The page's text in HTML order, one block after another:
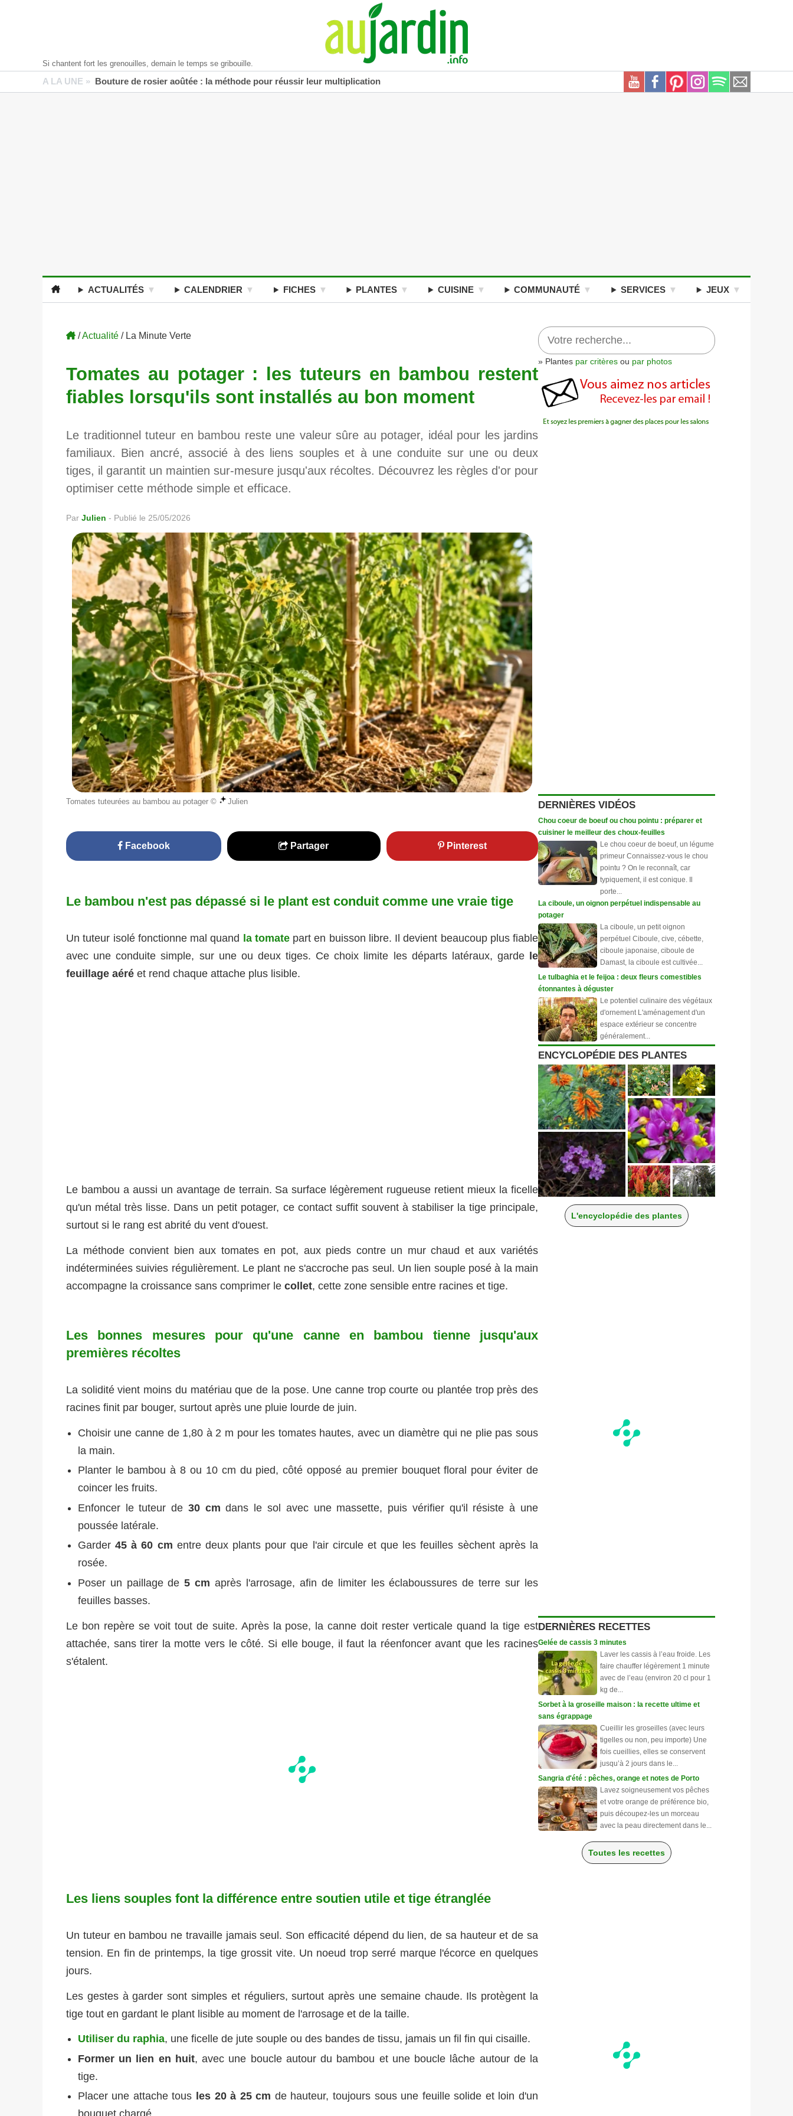
Si chantent fort les grenouilles, demain le temps se gribouille.
A LA UNE » Bouture de rosier aoûtée : la méthode pour réussir leur multiplication
ACTUALITÉS CALENDRIER FICHES PLANTES CUISINE COMMUNAUTÉ SERVICES JEUX
/Actualité / La Minute Verte
Tomates au potager : les tuteurs en bambou restent
fiables lorsqu'ils sont installés au bon moment
Le traditionnel tuteur en bambou reste une valeur sûre au potager, idéal pour les jardins
familiaux. Bien ancré, associé à des liens souples et à une conduite sur une ou deux
tiges, il garantit un maintien sur-mesure jusqu'aux récoltes. Découvrez les règles d'or pour
optimiser cette méthode simple et efficace.
Par Julien - Publié le 25/05/2026
Tomates tuteurées au bambou au potager © Julien
Facebook Partager Pinterest
Le bambou n'est pas dépassé si le plant est conduit comme une vraie tige
Un tuteur isolé fonctionne mal quand la tomatepart en buisson libre. Il devient beaucoup plus fiable
avec une conduite simple, sur une ou deux tiges. Ce choix limite les départs latéraux, garde le
feuillage aéré et rend chaque attache plus lisible.
Le bambou a aussi un avantage de terrain. Sa surface légèrement rugueuse retient mieux la ficelle
qu'un métal très lisse. Dans un petit potager, ce contact suffit souvent à stabiliser la tige principale,
surtout si le rang est abrité du vent d'ouest.
La méthode convient bien aux tomates en pot, aux pieds contre un mur chaud et aux variétés
indéterminées suivies régulièrement. Le plant ne s'accroche pas seul. Un lien souple posé à la main
accompagne la croissance sans comprimer le collet, cette zone sensible entre racines et tige.
Les bonnes mesures pour qu'une canne en bambou tienne jusqu'aux
premières récoltes
La solidité vient moins du matériau que de la pose. Une canne trop courte ou plantée trop près des
racines finit par bouger, surtout après une pluie lourde de juin.
Choisir une canne de 1,80 à 2 m pour les tomates hautes, avec un diamètre qui ne plie pas sous
la main.
Planter le bambou à 8 ou 10 cm du pied, côté opposé au premier bouquet floral pour éviter de
coincer les fruits.
Enfoncer le tuteur de 30 cm dans le sol avec une massette, puis vérifier qu'il résiste à une
poussée latérale.
Garder 45 à 60 cm entre deux plants pour que l'air circule et que les feuilles sèchent après la
rosée.
Poser un paillage de5 cm après l'arrosage, afin de limiter les éclaboussures de terre sur les
feuilles basses.
Le bon repère se voit tout de suite. Après la pose, la canne doit rester verticale quand la tige est
attachée, sans tirer la motte vers le côté. Si elle bouge, il faut la réenfoncer avant que les racines
s'étalent.
Les liens souples font la différence entre soutien utile et tige étranglée
Un tuteur en bambou ne travaille jamais seul. Son efficacité dépend du lien, de sa hauteur et de sa
tension. En fin de printemps, la tige grossit vite. Un noeud trop serré marque l'écorce en quelques
jours.
Les gestes à garder sont simples et réguliers, surtout après une semaine chaude. Ils protègent la
tige tout en gardant le plant lisible au moment de l'arrosage et de la taille.
Utiliser du raphia, une ficelle de jute souple ou des bandes de tissu, jamais un fil fin qui cisaille.
Former un lien en huit, avec une boucle autour du bambou et une boucle lâche autour de la
tige.
Placer une attache tous les 20 à 25 cm de hauteur, toujours sous une feuille solide et loin d'un
» Plantes par critères ou par photos
DERNIÈRES VIDÉOS
Chou coeur de boeuf ou chou pointu : préparer et
cuisiner le meilleur des choux-feuilles
Le chou coeur de boeuf, un légume
primeur Connaissez-vous le chou
pointu ? On le reconnaît, car
typiquement, il est conique. Il
porte...
La ciboule, un oignon perpétuel indispensable au
potager
La ciboule, un petit oignon
perpétuel Ciboule, cive, cébette,
ciboule japonaise, ciboule de
Damast, la ciboule est cultivée...
Le tulbaghia et le feijoa : deux fleurs comestibles
étonnantes à déguster
Le potentiel culinaire des végétaux
d'ornement L'aménagement d'un
espace extérieur se concentre
généralement...
ENCYCLOPÉDIE DES PLANTES
L'encyclopédie des plantes
DERNIÈRES RECETTES
Gelée de cassis 3 minutes
Laver les cassis à l’eau froide. Les
faire chauffer légèrement 1 minute
avec de l’eau (environ 20 cl pour 1
kg de...
Sorbet à la groseille maison : la recette ultime et
sans égrappage
Cueillir les groseilles (avec leurs
tigelles ou non, peu importe) Une
fois cueillies, elles se conservent
jusqu’à 2 jours dans le...
Sangria d'été : pêches, orange et notes de Porto
Lavez soigneusement vos pêches
et votre orange de préférence bio,
puis découpez-les un morceau
avec la peau directement dans le...
Toutes les recettes